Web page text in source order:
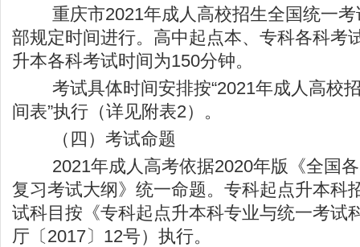
重庆市2021年成人高校招生全国统一考
部规定时间进行。高中起点本、专科各科考
升本各科考试时间为150分钟。
考试具体时间安排按“2021年成人高校
间表”执行（详见附表2）。
（四）考试命题
2021年成人高考依据2020年版《全国各
复习考试大纲》统一命题。专科起点升本科
试科目按《专科起点升本科专业与统一考试
厅〔2017〕12号）执行。